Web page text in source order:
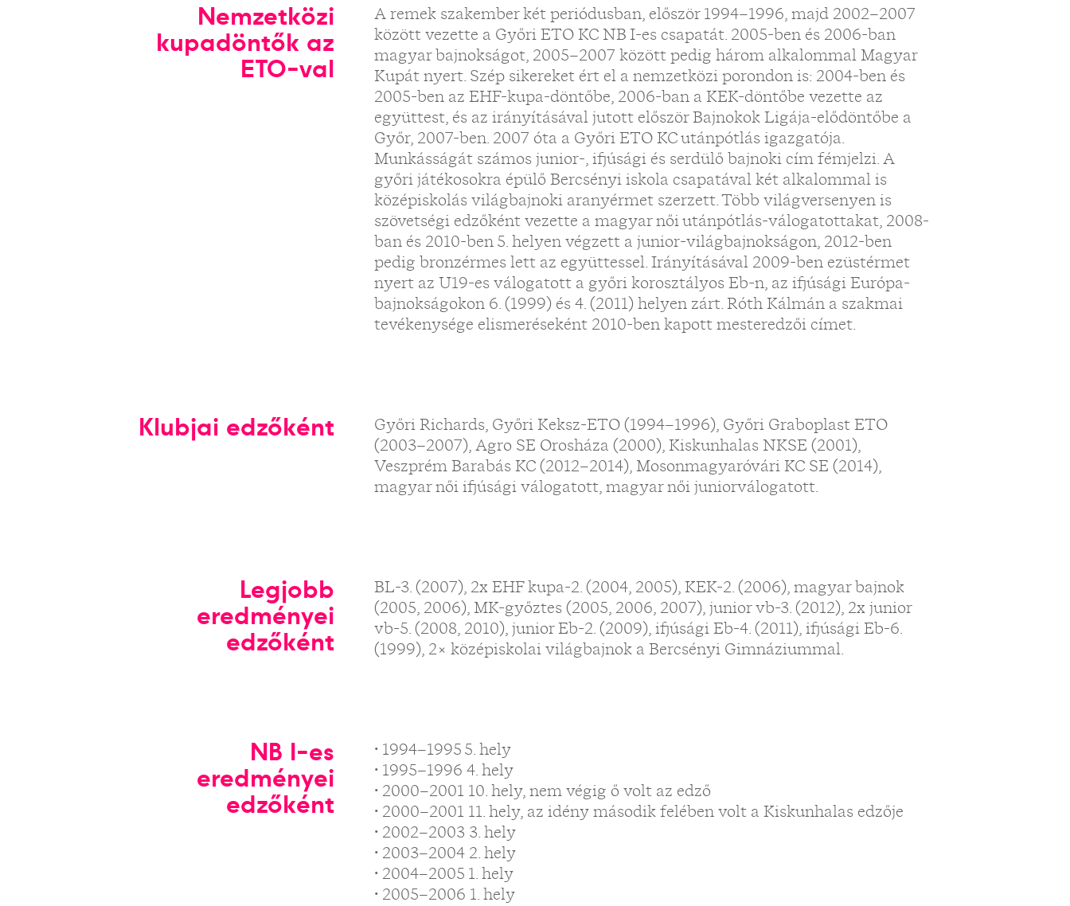
Nemzetközi
kupadöntők az
ETO-val
A remek szakember két periódusban, először 1994–1996, majd 2002–2007
között vezette a Győri ETO KC NB I-es csapatát. 2005-ben és 2006-ban
magyar bajnokságot, 2005–2007 között pedig három alkalommal Magyar
Kupát nyert. Szép sikereket ért el a nemzetközi porondon is: 2004-ben és
2005-ben az EHF-kupa-döntőbe, 2006-ban a KEK-döntőbe vezette az
együttest, és az irányításával jutott először Bajnokok Ligája-elődöntőbe a
Győr, 2007-ben. 2007 óta a Győri ETO KC utánpótlás igazgatója.
Munkásságát számos junior-, ifjúsági és serdülő bajnoki cím fémjelzi. A
győri játékosokra épülő Bercsényi iskola csapatával két alkalommal is
középiskolás világbajnoki aranyérmet szerzett. Több világversenyen is
szövetségi edzőként vezette a magyar női utánpótlás-válogatottakat, 2008-
ban és 2010-ben 5. helyen végzett a junior-világbajnokságon, 2012-ben
pedig bronzérmes lett az együttessel. Irányításával 2009-ben ezüstérmet
nyert az U19-es válogatott a győri korosztályos Eb-n, az ifjúsági Európa-
bajnokságokon 6. (1999) és 4. (2011) helyen zárt. Róth Kálmán a szakmai
tevékenysége elismeréseként 2010-ben kapott mesteredzői címet.
Klubjai edzőként
Győri Richards, Győri Keksz-ETO (1994–1996), Győri Graboplast ETO
(2003–2007), Agro SE Orosháza (2000), Kiskunhalas NKSE (2001),
Veszprém Barabás KC (2012–2014), Mosonmagyaróvári KC SE (2014),
magyar női ifjúsági válogatott, magyar női juniorválogatott.
Legjobb
eredményei
edzőként
BL-3. (2007), 2x EHF kupa-2. (2004, 2005), KEK-2. (2006), magyar bajnok
(2005, 2006), MK-győztes (2005, 2006, 2007), junior vb-3. (2012), 2x junior
vb-5. (2008, 2010), junior Eb-2. (2009), ifjúsági Eb-4. (2011), ifjúsági Eb-6.
(1999), 2× középiskolai világbajnok a Bercsényi Gimnáziummal.
NB I-es
eredményei
edzőként
• 1994–1995 5. hely
• 1995–1996 4. hely
• 2000–2001 10. hely, nem végig ő volt az edző
• 2000–2001 11. hely, az idény második felében volt a Kiskunhalas edzője
• 2002–2003 3. hely
• 2003–2004 2. hely
• 2004–2005 1. hely
• 2005–2006 1. hely